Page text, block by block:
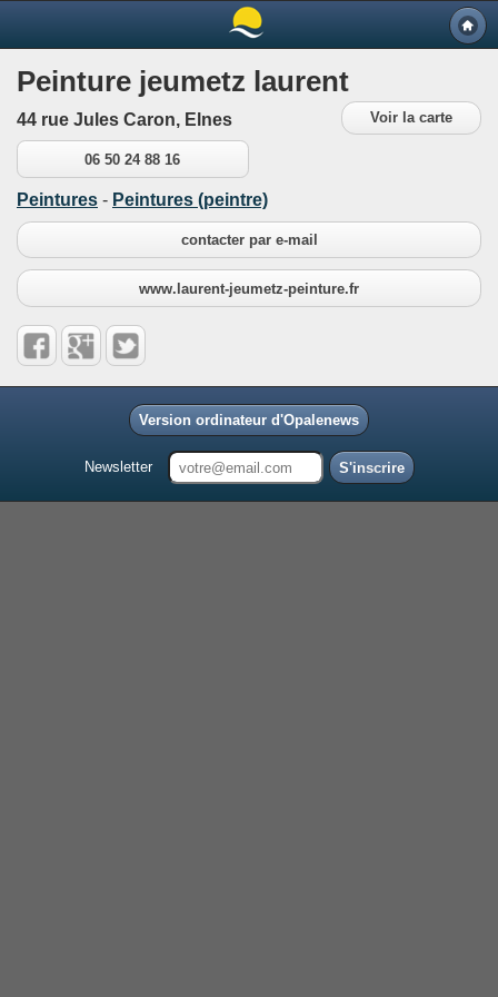
Peinture jeumetz laurent
Voir la carte
44 rue Jules Caron, Elnes
06 50 24 88 16
Peintures - Peintures (peintre)
contacter par e-mail
www.laurent-jeumetz-peinture.fr
Version ordinateur d'Opalenews
Newsletter S'inscrire